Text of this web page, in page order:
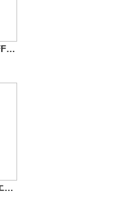
エクスプローラー × FUEL OFF-ROAD D517 クランク 20インチ
USトヨタ タンドラ × フューエルオフロード D509 オクタン 20インチ 装着イメージ